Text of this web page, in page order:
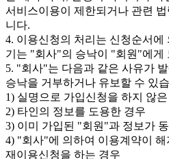
서비스이용이 제한되거나 관련
니다.
4. 이용신청의 처리는 신청순서에
기는 "회사"의 승낙이 "회원"에게
5. "회사"는 다음과 같은 사유가
승낙을 거부하거나 유보할 수 있
1) 실명으로 가입신청을 하지 않
2) 타인의 정보를 도용한 경우
3) 이미 가입된 "회원"과 정보가
4) "회사"에 의하여 이용계약이 해
재이용신청을 하는 경우